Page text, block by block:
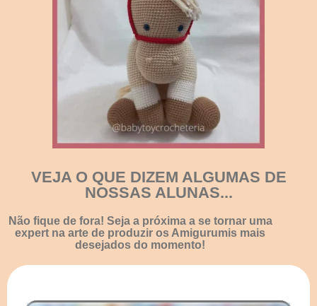
VEJA O QUE DIZEM ALGUMAS DE
NOSSAS ALUNAS...
Não fique de fora! Seja a próxima a se tornar uma
expert na arte de produzir os Amigurumis mais
desejados do momento!